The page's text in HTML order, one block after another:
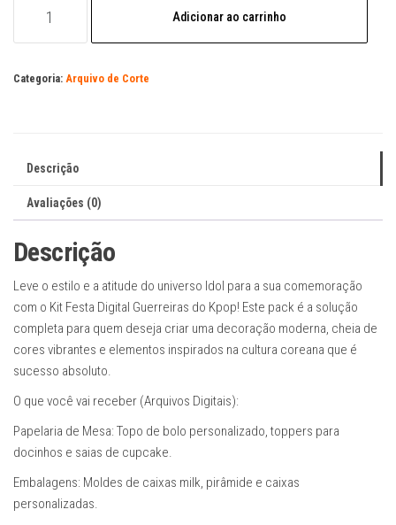
Kit
Guerreiras
Adicionar ao carrinho
Categoria: Arquivo de Corte
Descrição
Avaliações (0)
Descrição
Leve o estilo e a atitude do universo Idol para a sua comemoração
com o Kit Festa Digital Guerreiras do Kpop! Este pack é a solução
completa para quem deseja criar uma decoração moderna, cheia de
cores vibrantes e elementos inspirados na cultura coreana que é
sucesso absoluto.
O que você vai receber (Arquivos Digitais):
Papelaria de Mesa: Topo de bolo personalizado, toppers para
docinhos e saias de cupcake.
Embalagens: Moldes de caixas milk, pirâmide e caixas
personalizadas.